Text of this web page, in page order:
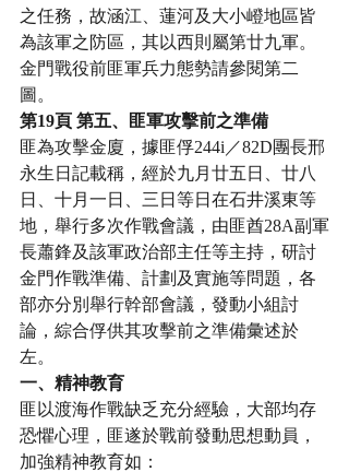
之任務，故涵江、蓮河及大小嶝地區皆
為該軍之防區，其以西則屬第廿九軍。
金門戰役前匪軍兵力態勢請參閱第二
圖。
第19頁 第五、匪軍攻擊前之準備
匪為攻擊金廈，據匪俘244i／82D團長邢
永生日記載稱，經於九月廿五日、廿八
日、十月一日、三日等日在石井溪東等
地，舉行多次作戰會議，由匪酋28A副軍
長蕭鋒及該軍政治部主任等主持，研討
金門作戰準備、計劃及實施等問題，各
部亦分別舉行幹部會議，發動小組討
論，綜合俘供其攻擊前之準備彙述於
左。
一、精神教育
匪以渡海作戰缺乏充分經驗，大部均存
恐懼心理，匪遂於戰前發動思想動員，
加強精神教育如：